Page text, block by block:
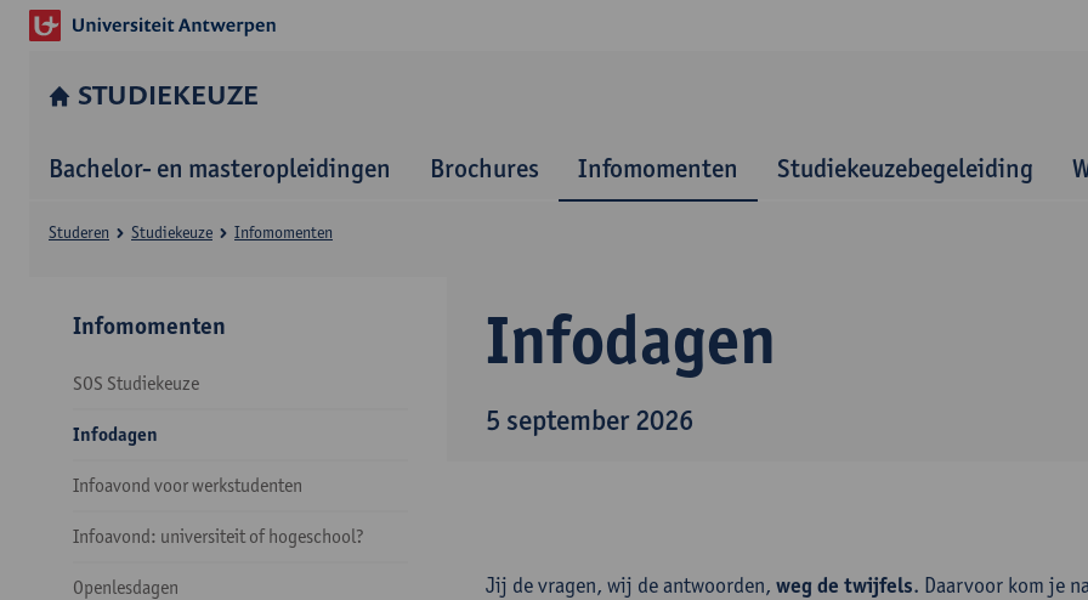
STUDIEKEUZE
Bachelor- en masteropleidingen Brochures Infomomenten Studiekeuzebegeleiding
Infodagen
5 september 2026
Studeren Studiekeuze Infomomenten
Infomomenten
SOS Studiekeuze
Infodagen
Infoavond voor werkstudenten
Infoavond: universiteit of hogeschool?
Openlesdagen Jij de vragen, wij de antwoorden, weg de twijfels. Daarvoor kom je